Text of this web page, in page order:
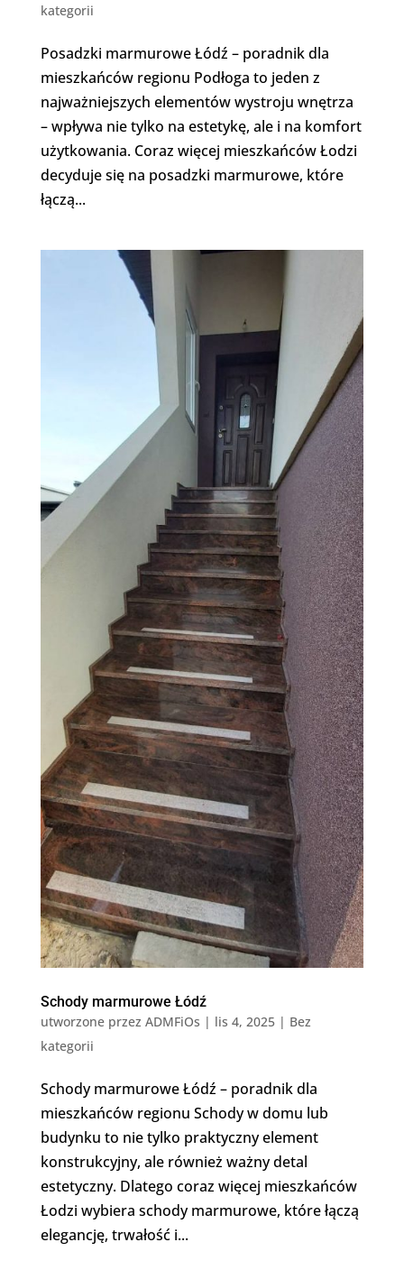
kategorii
Posadzki marmurowe Łódź – poradnik dla
mieszkańców regionu Podłoga to jeden z
najważniejszych elementów wystroju wnętrza
– wpływa nie tylko na estetykę, ale i na komfort
użytkowania. Coraz więcej mieszkańców Łodzi
decyduje się na posadzki marmurowe, które
łączą...
Schody marmurowe Łódź
utworzone przez ADMFiOs | lis 4, 2025| Bez
kategorii
Schody marmurowe Łódź – poradnik dla
mieszkańców regionu Schody w domu lub
budynku to nie tylko praktyczny element
konstrukcyjny, ale również ważny detal
estetyczny. Dlatego coraz więcej mieszkańców
Łodzi wybiera schody marmurowe, które łączą
elegancję, trwałość i...